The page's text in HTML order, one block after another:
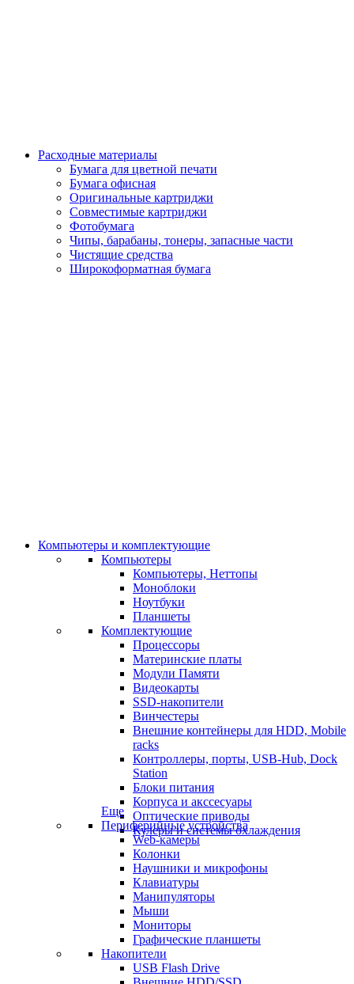
Расходные материалы
Бумага для цветной печати
Бумага офисная
Оригинальные картриджи
Совместимые картриджи
Фотобумага
Чипы, барабаны, тонеры, запасные части
Чистящие средства
Широкоформатная бумага
Компьютеры и комплектующие
Компьютеры
Компьютеры, Неттопы
Моноблоки
Ноутбуки
Планшеты
Комплектующие
Процессоры
Материнские платы
Модули Памяти
Видеокарты
SSD-накопители
Винчестеры
Внешние контейнеры для HDD, Mobile
racks
Контроллеры, порты, USB-Hub, Dock
Station
Блоки питания
Корпуса и акссесуары
Оптические приводы
Кулеры и системы охлаждения
Еще
Периферийные устройства
Web-камеры
Колонки
Наушники и микрофоны
Клавиатуры
Манипуляторы
Мыши
Мониторы
Графические планшеты
Накопители
USB Flash Drive